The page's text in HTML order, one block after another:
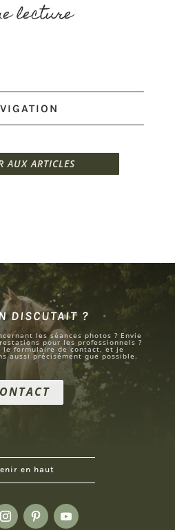
lecture
AUX ARTICLES
DISCUTAIT ?
les séances photos ? Envie
pour les professionnels ?
le formulaire de contact, et je
aussi précisément que possible.
en haut